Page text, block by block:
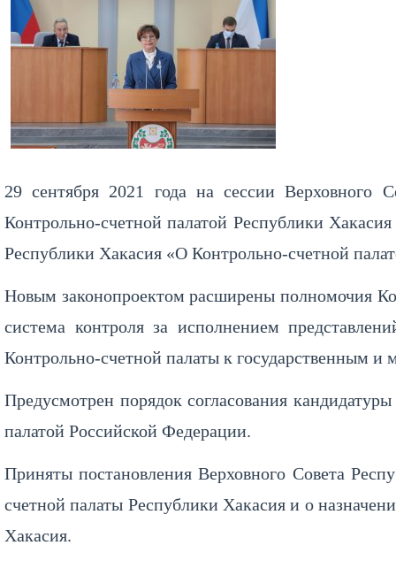
29 сентября 2021 года на сессии Верховного
Контрольно-счетной палатой Республики
Республики Хакасия «О Контрольно-счетной
Новым законопроектом расширены полномочия
система контроля за исполнением
Контрольно-счетной палаты к государственным
Предусмотрен порядок согласования
палатой Российской Федерации.
Приняты постановления Верховного Совета
счетной палаты Республики Хакасия и о
Хакасия.